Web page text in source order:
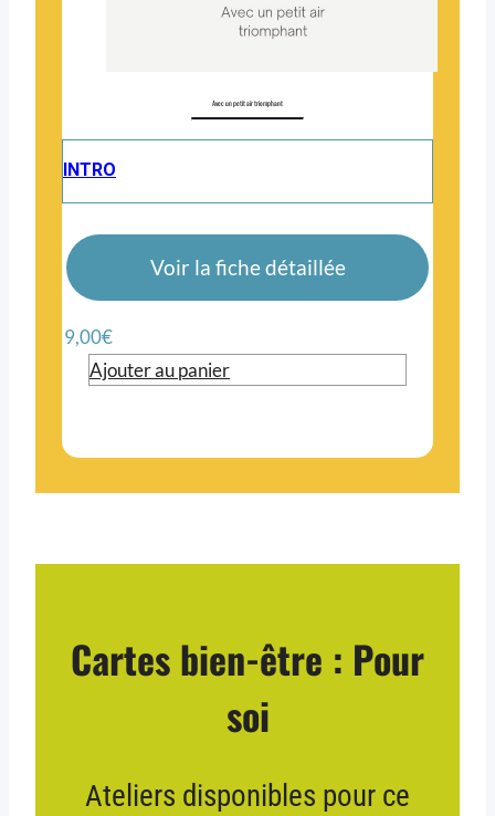
Avec un petit air triomphant
INTRO
Voir la fiche détaillée
9,00€
Ajouter au panier
Cartes bien-être : Pour
soi
Ateliers disponibles pour ce